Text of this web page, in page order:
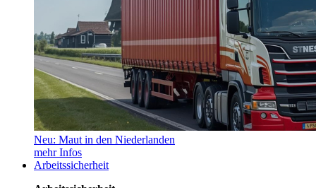
Neu: Maut in den Niederlanden
mehr Infos
Arbeitssicherheit